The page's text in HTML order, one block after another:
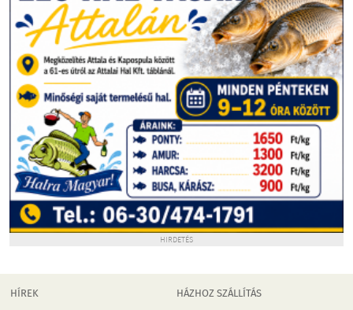
HIRDETÉS
HÍREK
HÁZHOZ SZÁLLÍTÁS